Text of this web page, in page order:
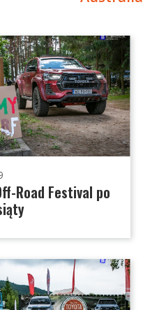
Road Festival po